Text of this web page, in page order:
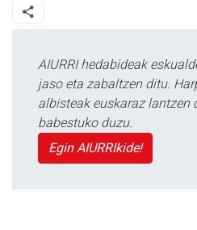
AIURRI hedabideak
jaso eta zabaltzen ditu.
albisteak euskaraz lantzen
babestuko duzu.
Egin AIURRIkide!